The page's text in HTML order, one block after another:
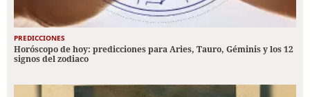
PREDICCIONES
Horóscopo de hoy: predicciones para Aries, Tauro, Géminis y los 12
signos del zodiaco